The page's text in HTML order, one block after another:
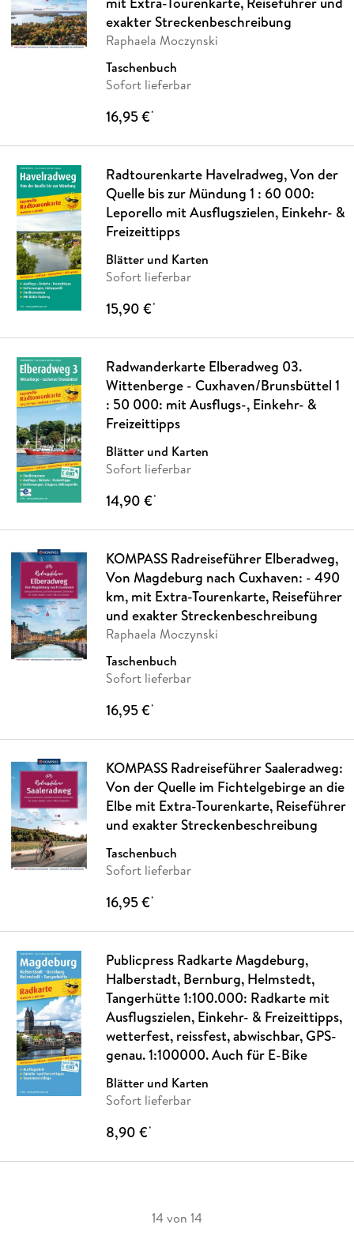
exakter Streckenbeschreibung
Raphaela Moczynski
Taschenbuch
Sofort lieferbar
16,95 €*
Radtourenkarte Havelradweg, Von der
Quelle bis zur Mündung 1 : 60 000:
Leporello mit Ausflugszielen, Einkehr- &
Freizeittipps
Blätter und Karten
Sofort lieferbar
15,90 €*
Radwanderkarte Elberadweg 03.
Wittenberge - Cuxhaven/Brunsbüttel 1
: 50 000: mit Ausflugs-, Einkehr- &
Freizeittipps
Blätter und Karten
Sofort lieferbar
14,90 €*
KOMPASS Radreiseführer Elberadweg,
Von Magdeburg nach Cuxhaven: - 490
km, mit Extra-Tourenkarte, Reiseführer
und exakter Streckenbeschreibung
Raphaela Moczynski
Taschenbuch
Sofort lieferbar
16,95 €*
KOMPASS Radreiseführer Saaleradweg:
Von der Quelle im Fichtelgebirge an die
Elbe mit Extra-Tourenkarte, Reiseführer
und exakter Streckenbeschreibung
Taschenbuch
Sofort lieferbar
16,95 €*
Publicpress Radkarte Magdeburg,
Halberstadt, Bernburg, Helmstedt,
Tangerhütte 1:100.000: Radkarte mit
Ausflugszielen, Einkehr- & Freizeittipps,
wetterfest, reissfest, abwischbar, GPS-
genau. 1:100000. Auch für E-Bike
Blätter und Karten
Sofort lieferbar
8,90 €*
14 von 14